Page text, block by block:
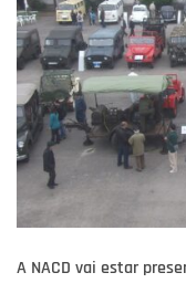
A NACD vai estar